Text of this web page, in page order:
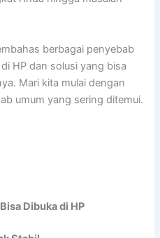
berbagai penyebab
HP dan solusi yang bisa
Mari kita mulai dengan
umum yang sering ditemui.
Dibuka di HP